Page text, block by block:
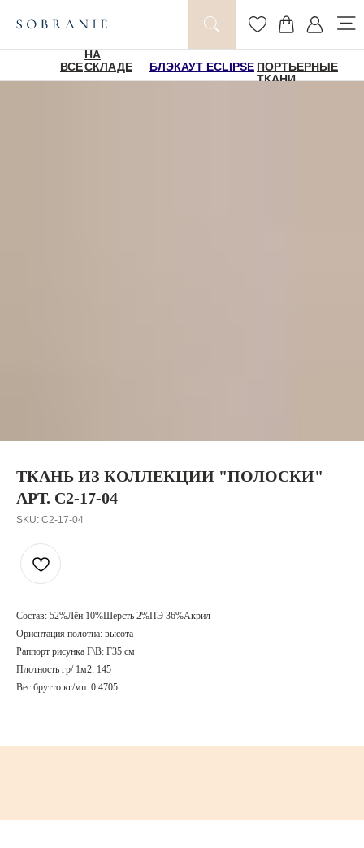
ВСЕ
НА
СКЛАДЕ
БЛЭКАУТ ECLIPSE ПОРТЬЕРНЫЕ
ТКАНИ
ТКАНЬ ИЗ КОЛЛЕКЦИИ "ПОЛОСКИ"
АРТ. C2-17-04
SKU: C2-17-04
Состав: 52%Лён 10%Шерсть 2%ПЭ 36%Акрил
Ориентация полотна: высота
Раппорт рисунка Г\В: Г35 см
Плотность гр/ 1м2: 145
Вес брутто кг/мп: 0.4705